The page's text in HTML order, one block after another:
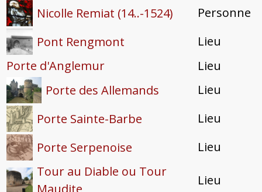
Nicolle Remiat (14..-1524)
Personne
Pont Rengmont
Lieu
Porte d'Anglemur
Lieu
Porte des Allemands
Lieu
Porte Sainte-Barbe
Lieu
Porte Serpenoise
Lieu
Tour au Diable ou Tour
Lieu